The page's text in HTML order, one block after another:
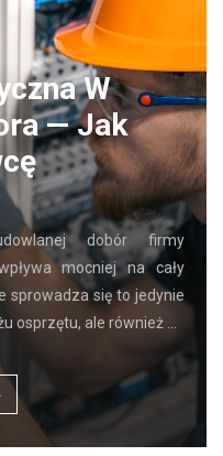
W
— Jak
dobór firmy
mocniej na cały
sprowadza się to jedynie
osprzętu, ale również …